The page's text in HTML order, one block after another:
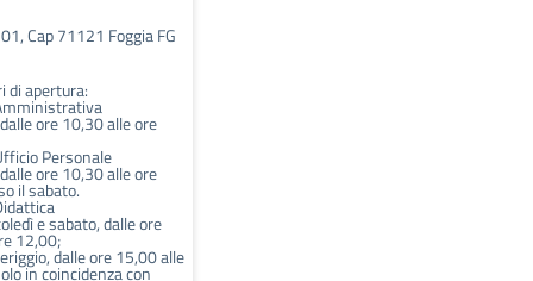
Cap 71121 Foggia FG
di apertura:
ore 10,30 alle ore
Personale
ore 10,30 alle ore
il sabato.
e sabato, dalle ore
12,00;
dalle ore 15,00 alle
in coincidenza con